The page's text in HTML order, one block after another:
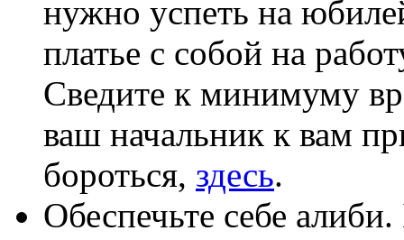
нужно успеть на
платье с собой на
Сведите к минимуму
ваш начальник к вам
бороться, здесь.
Обеспечьте себе